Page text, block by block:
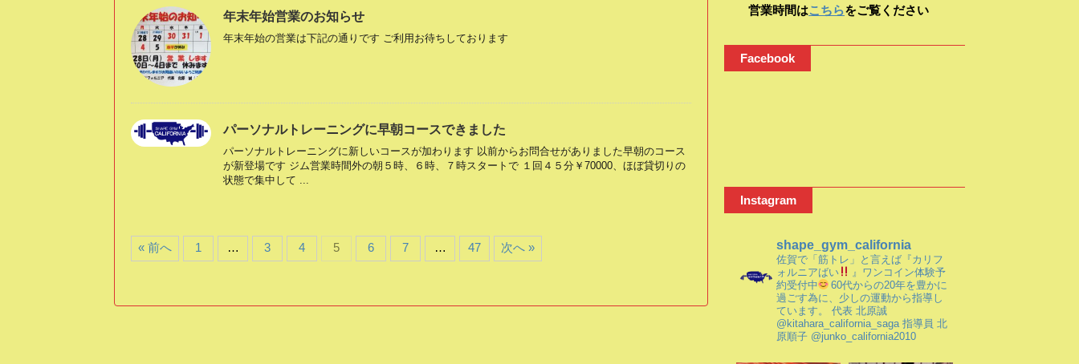
年末年始営業のお知らせ
年末年始の営業は下記の通りです ご利用お待ちしております
パーソナルトレーニングに早朝コースできました
パーソナルトレーニングに新しいコースが加わります 以前からお問合せがありました早朝のコース
が新登場です ジム営業時間外の朝５時、６時、７時スタートで １回４５分￥70000、ほぼ貸切りの
状態で集中して ...
« 前へ 1 … 3 4 5 6 7 … 47 次へ »
営業時間はこちらをご覧ください
Facebook
Instagram
shape_gym_california
佐賀で「筋トレ」と言えば『カリフ
ォルニアばい
』ワンコイン体験予
約受付中
60代からの20年を豊かに
過ごす為に、少しの運動から指導し
ています。
代表 北原誠
@kitahara_california_saga 指導員 北
原順子 @junko_california2010